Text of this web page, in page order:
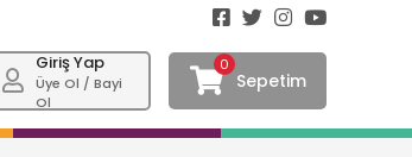
Giriş Yap
Üye Ol / Bayi
Ol
0
Sepetim